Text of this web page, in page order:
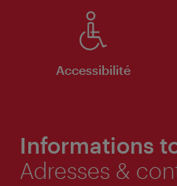
Accessibilité
Informations
Adresses &